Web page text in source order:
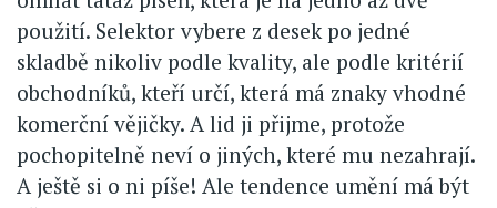
použití. Selektor vybere z desek po jedné
skladbě nikoliv podle kvality, ale podle kritérií
obchodníků, kteří určí, která má znaky vhodné
komerční vějičky. A lid ji přijme, protože
pochopitelně neví o jiných, které mu nezahrají.
A ještě si o ni píše! Ale tendence umění má být